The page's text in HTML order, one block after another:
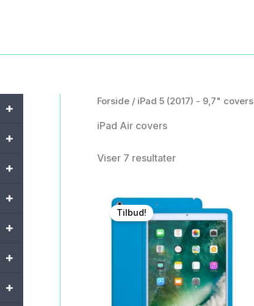
+
+
+
+
+
+
+
Forside / iPad 5 (2017) - 9,7" covers
iPad Air covers
Viser 7 resultater
Tilbud!